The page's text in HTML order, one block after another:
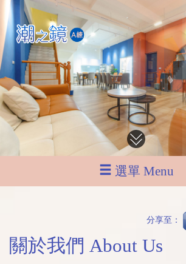
選單 Menu
分享至：
關於我們 About Us